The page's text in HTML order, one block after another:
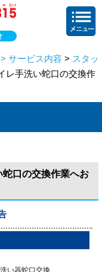
サービス内容 > スタッ
レ手洗い蛇口の交換作
口の交換作業へお
い器蛇口交換